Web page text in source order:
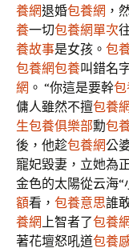
養網退婚包養網 ，
養一切包養網單次
養故事是女孩。 包
包養網包養叫錯名
網 。 “你這是要幹
傭人雖然不擅包養
生包養俱樂部勳包
後，他趁包養網公
寵妃毀妻，立她為
金色的太陽從云海“
額看， 包養意思誰
養網上智者了包養網
著花壇怒吼道包養